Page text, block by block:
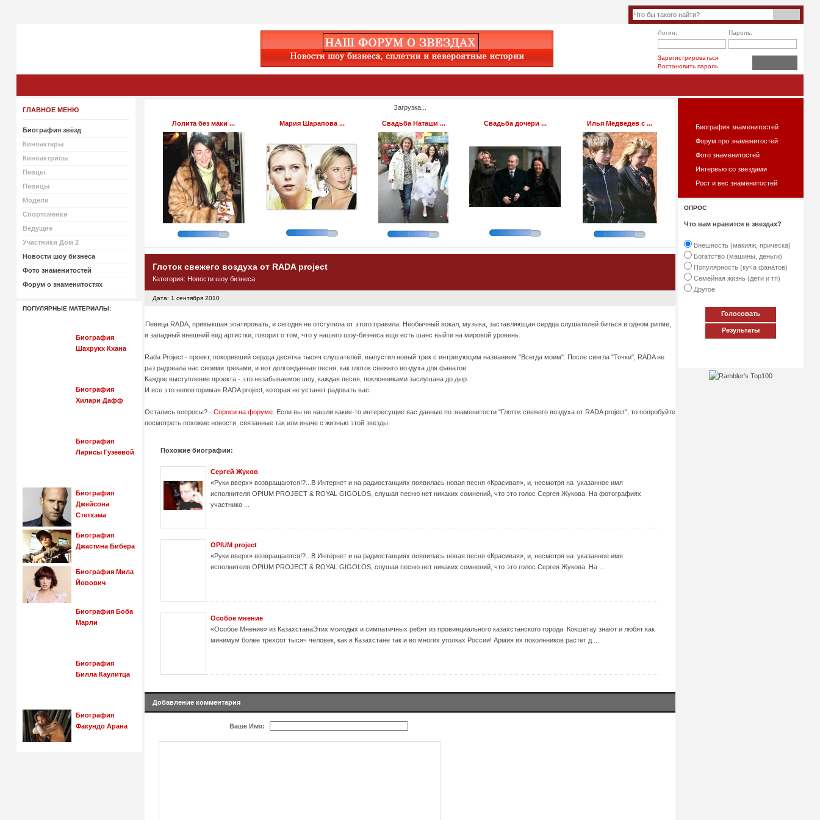
Логин: Пароль:
Зарегистрироваться
Востановить пароль
ГЛАВНОЕ МЕНЮ
Биография звёзд
Киноактеры
Киноактрисы
Певцы
Певицы
Модели
Спортсменки
Ведущие
Участники Дом 2
Новости шоу бизнеса
Фото знаменитостей
Форум о знаменитостях
ПОПУЛЯРНЫЕ МАТЕРИАЛЫ:
Биография
Шахрукх Кхана
Биография
Хилари Дафф
Биография
Ларисы Гузеевой
Биография
Джейсона
Стетхэма
Биография
Джастина Бибера
Биография Мила
Йовович
Биография Боба
Марли
Биография
Билла Каулитца
Биография
Факундо Арана
Загрузка...
Лолита без маки ... Мария Шарапова ... Свадьба Наташи ... Свадьба дочери ... Илья Медведев с ...
Глоток свежего воздуха от RADA project
Категория: Новости шоу бизнеса
Дата: 1 сентября 2010
Певица RADA, привыкшая эпатировать, и сегодня не отступила от этого правила. Необычный вокал, музыка, заставляющая сердца слушателей биться в одном ритме,
и западный внешний вид артистки, говорит о том, что у нашего шоу-бизнеса еще есть шанс выйти на мировой уровень.
Rada Project - проект, покоривший сердца десятка тысяч слушателей, выпустил новый трек с интригующим названием "Всегда моим". После сингла "Точки", RADA не
раз радовала нас своими треками, и вот долгожданная песня, как глоток свежего воздуха для фанатов.
Каждое выступление проекта - это незабываемое шоу, каждая песня, поклонниками заслушана до дыр.
И все это неповторимая RADA project, которая не устанет радовать вас.
Остались вопросы? - Спроси на форуме. Если вы не нашли какие-то интересущие вас данные по знаменитости "Глоток свежего воздуха от RADA project", то попробуйте
посмотреть похожие новости, связанные так или иначе с жизнью этой звезды.
Похожие биографии:
Сергей Жуков
«Руки вверх» возвращаются!?...В Интернет и на радиостанциях появилась новая песня «Красивая», и, несмотря на указанное имя
исполнителя OPIUM PROJECT & ROYAL GIGOLOS, слушая песню нет никаких сомнений, что это голос Сергея Жукова. На фотографиях
участнико ...
OPIUM project
«Руки вверх» возвращаются!?...В Интернет и на радиостанциях появилась новая песня «Красивая», и, несмотря на указанное имя
исполнителя OPIUM PROJECT & ROYAL GIGOLOS, слушая песню нет никаких сомнений, что это голос Сергея Жукова. На ...
Особое мнение
«Особое Мнение» из КазахстанаЭтих молодых и симпатичных ребят из провинциального казахстанского города Кокшетау знают и любят как
минимум более трехсот тысяч человек, как в Казахстане так и во многих уголках России! Армия их поколнников растет д ...
Добавление комментария
Ваше Имя:
Биография знаменитостей
Форум про знаменитостей
Фото знаменитостей
Интервью со звездами
Рост и вес знаменитостей
ОПРОС
Что вам нравится в звездах?
Внешность (макияж, прическа)
Богатство (машины, деньги)
Популярность (куча фанатов)
Семейная жизнь (дети и тп)
Другое
Голосовать
Результаты